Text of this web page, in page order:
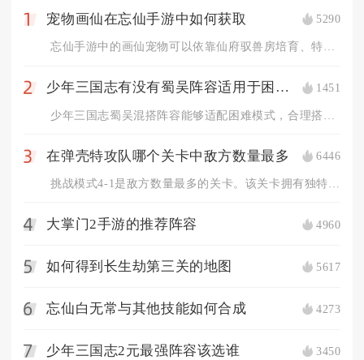
宠物画仙在忘仙手游中如何获取 5290
忘仙手游中的画仙宠物可以依靠仙府驭兽房培育、特殊副本怪物掉落...
2 少年三国志有没有蜀吴阵容适用于困难模式的攻略 1451
3 在弹壳特攻队哪个关卡中敌方数量最多 6446
4 大掌门2手游的推荐阵容 4960
5 如何得到长生劫第三关的地图 5617
6 忘仙白无常与其他技能如何合成 4273
7 少年三国志2元最强阵容该选谁 3450